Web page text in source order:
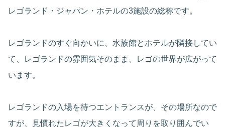
レゴランド・ジャパン・ホテルの3施設の総称です。
レゴランドのすぐ向かいに、水族館とホテルが隣接してい
て、レゴランドの雰囲気そのまま、レゴの世界が広がって
います。
レゴランドの入場を待つエントランスが、その場所なので
すが、見慣れたレゴが大きくなって周りを取り囲んでい